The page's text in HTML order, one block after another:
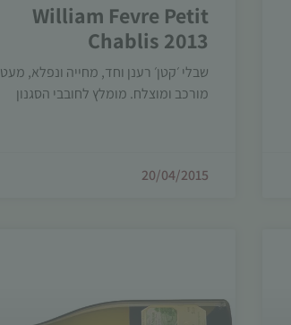
William Fevre Petit
Chablis 2013
שבלי ׳קטן׳ רענן וחד, מחייה ונפלא, מעט
מורכב ומוצלח. מומלץ לחובבי הסגנון
20/04/2015
הכרחי
קובצי
הם נדרשים
כדי שנוכל
לשפר את